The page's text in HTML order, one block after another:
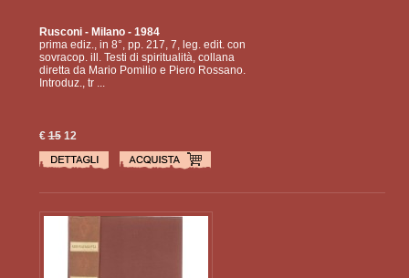
Rusconi- Milano - 1984
prima ediz., in 8°, pp. 217, 7, leg. edit. con
sovracop. ill. Testi di spiritualità, collana
diretta da Mario Pomilio e Piero Rossano.
Introduz., tr ...
€1512